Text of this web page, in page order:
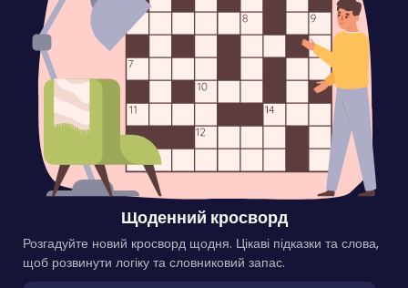
Щоденний кросворд
Розгадуйте новий кросворд щодня. Цікаві підказки та слова,
щоб розвинути логіку та словниковий запас.